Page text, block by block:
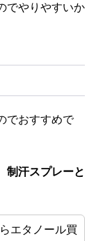
でやりやすいか
でおすすめで
制汗スプレーと
エタノール買